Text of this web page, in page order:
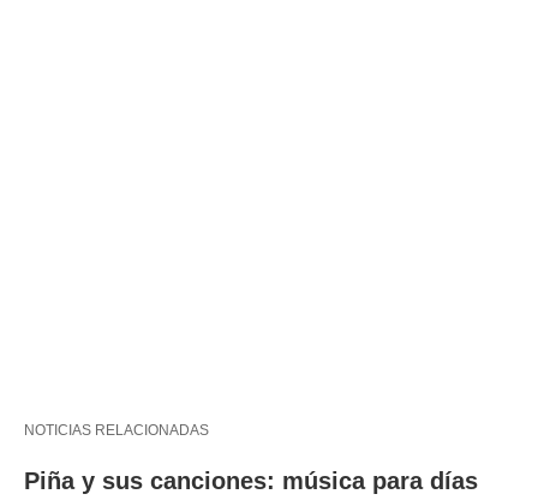
NOTICIAS RELACIONADAS
Piña y sus canciones: música para días